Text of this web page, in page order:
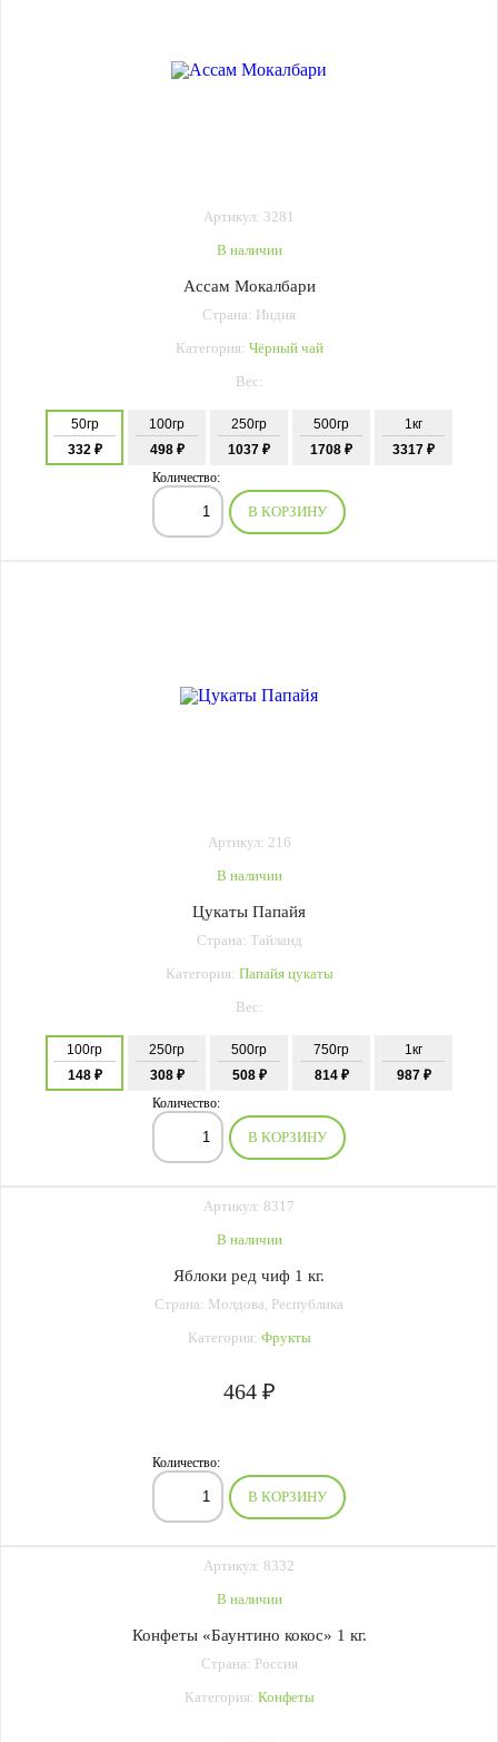
Артикул: 3281
В наличии
Ассам Мокалбари
Страна: Индия
Категория: Чёрный чай
Вес:
50гр
332 ₽
100гр
498 ₽
250гр
1037 ₽
500гр
1708 ₽
1кг
3317 ₽
Количество:
В КОРЗИНУ
Артикул: 216
В наличии
Цукаты Папайя
Страна: Тайланд
Категория: Папайя цукаты
Вес:
100гр
148 ₽
250гр
308 ₽
500гр
508 ₽
750гр
814 ₽
1кг
987 ₽
Количество:
В КОРЗИНУ
Артикул: 8317
В наличии
Яблоки ред чиф 1 кг.
Страна: Молдова, Республика
Категория: Фрукты
464 ₽
Количество:
В КОРЗИНУ
Артикул: 8332
В наличии
Конфеты «Баунтино кокос» 1 кг.
Страна: Россия
Категория: Конфеты